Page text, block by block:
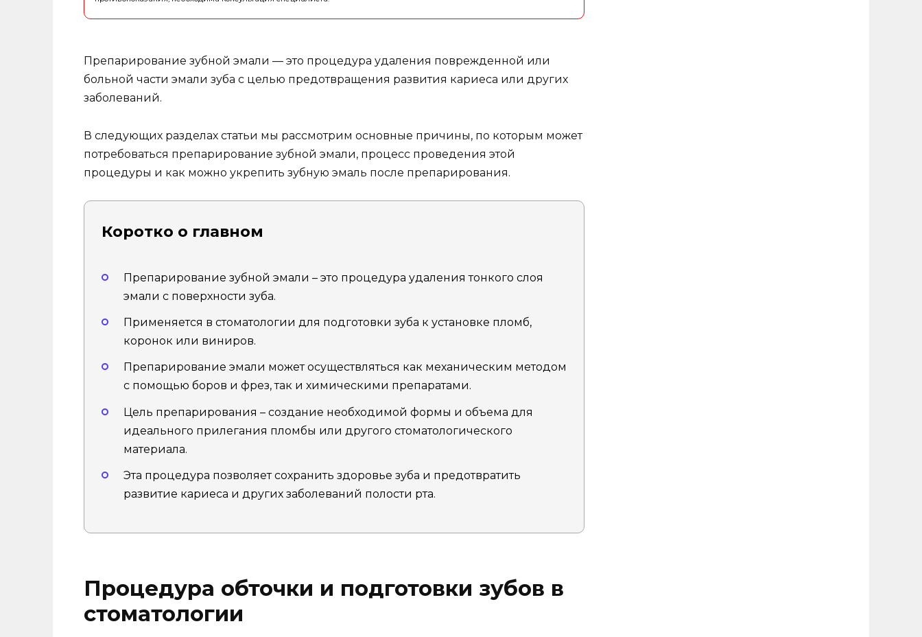
Препарирование зубной эмали — это процедура удаления поврежденной или
больной части эмали зуба с целью предотвращения развития кариеса или других
заболеваний.
В следующих разделах статьи мы рассмотрим основные причины, по которым может
потребоваться препарирование зубной эмали, процесс проведения этой
процедуры и как можно укрепить зубную эмаль после препарирования.
Коротко о главном
Препарирование зубной эмали – это процедура удаления тонкого слоя
эмали с поверхности зуба.
Применяется в стоматологии для подготовки зуба к установке пломб,
коронок или виниров.
Препарирование эмали может осуществляться как механическим методом
с помощью боров и фрез, так и химическими препаратами.
Цель препарирования – создание необходимой формы и объема для
идеального прилегания пломбы или другого стоматологического
материала.
Эта процедура позволяет сохранить здоровье зуба и предотвратить
развитие кариеса и других заболеваний полости рта.
Процедура обточки и подготовки зубов в
стоматологии